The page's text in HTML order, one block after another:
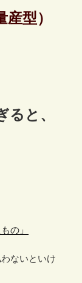
型）
と、
の」
ないといけ